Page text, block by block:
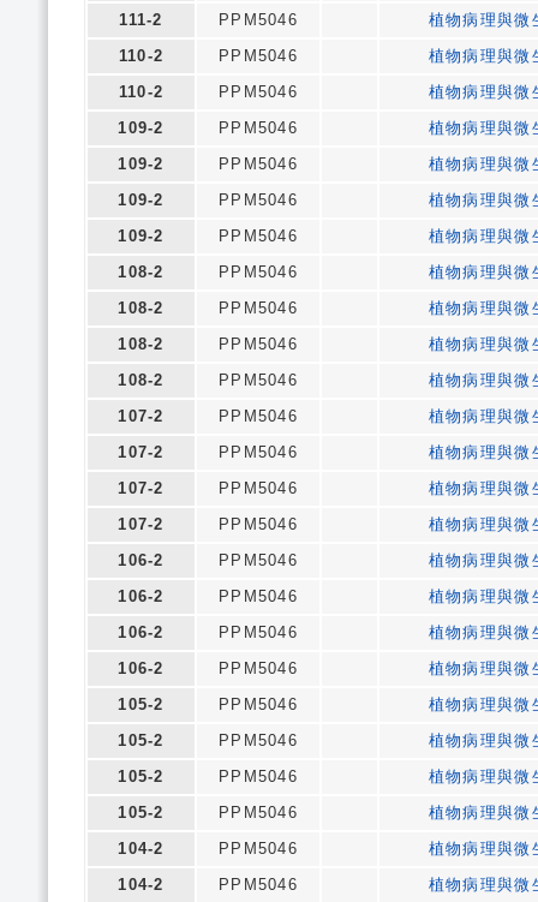
111-2
PPM5046
植物病理與微
110-2
PPM5046
植物病理與微
110-2
PPM5046
植物病理與微
109-2
PPM5046
植物病理與微
109-2
PPM5046
植物病理與微
109-2
PPM5046
植物病理與微
109-2
PPM5046
植物病理與微
108-2
PPM5046
植物病理與微
108-2
PPM5046
植物病理與微
108-2
PPM5046
植物病理與微
108-2
PPM5046
植物病理與微
107-2
PPM5046
植物病理與微
107-2
PPM5046
植物病理與微
107-2
PPM5046
植物病理與微
107-2
PPM5046
植物病理與微
106-2
PPM5046
植物病理與微
106-2
PPM5046
植物病理與微
106-2
PPM5046
植物病理與微
106-2
PPM5046
植物病理與微
105-2
PPM5046
植物病理與微
105-2
PPM5046
植物病理與微
105-2
PPM5046
植物病理與微
105-2
PPM5046
植物病理與微
104-2
PPM5046
植物病理與微
104-2
PPM5046
植物病理與微